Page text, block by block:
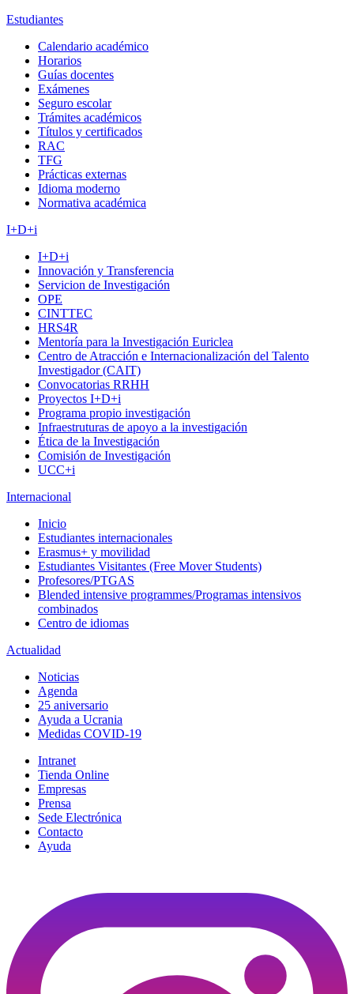
Estudiantes
Calendario académico
Horarios
Guías docentes
Exámenes
Seguro escolar
Trámites académicos
Títulos y certificados
RAC
TFG
Prácticas externas
Idioma moderno
Normativa académica
I+D+i
I+D+i
Innovación y Transferencia
Servicion de Investigación
OPE
CINTTEC
HRS4R
Mentoría para la Investigación Euriclea
Centro de Atracción e Internacionalización del Talento
Investigador (CAIT)
Convocatorias RRHH
Proyectos I+D+i
Programa propio investigación
Infraestruturas de apoyo a la investigación
Ética de la Investigación
Comisión de Investigación
UCC+i
Internacional
Inicio
Estudiantes internacionales
Erasmus+ y movilidad
Estudiantes Visitantes (Free Mover Students)
Profesores/PTGAS
Blended intensive programmes/Programas intensivos
combinados
Centro de idiomas
Actualidad
Noticias
Agenda
25 aniversario
Ayuda a Ucrania
Medidas COVID-19
Intranet
Tienda Online
Empresas
Prensa
Sede Electrónica
Contacto
Ayuda